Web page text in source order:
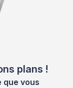
plans !
que vous